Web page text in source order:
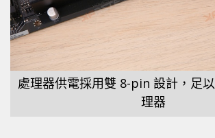
處理器供電採用雙 8-pin 設計，足
理器